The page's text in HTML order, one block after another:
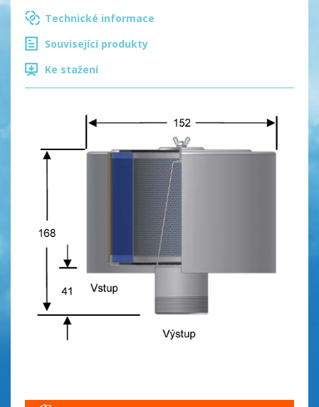
Technické informace
Související produkty
Ke stažení